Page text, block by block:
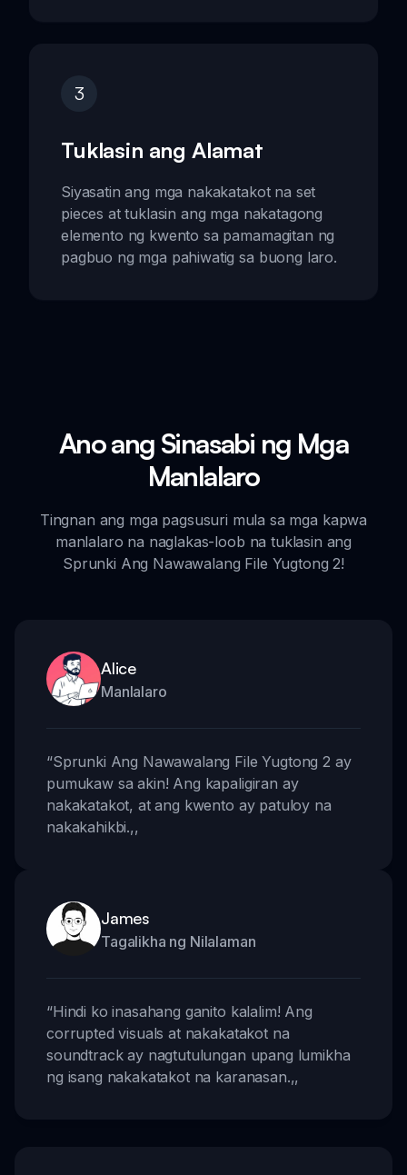
3
Tuklasin ang Alamat
Siyasatin ang mga nakakatakot na set
pieces at tuklasin ang mga nakatagong
elemento ng kwento sa pamamagitan ng
pagbuo ng mga pahiwatig sa buong laro.
Ano ang Sinasabi ng Mga
Manlalaro
Tingnan ang mga pagsusuri mula sa mga kapwa
manlalaro na naglakas-loob na tuklasin ang
Sprunki Ang Nawawalang File Yugtong 2!
Alice
Manlalaro
“Sprunki Ang Nawawalang File Yugtong 2 ay
pumukaw sa akin! Ang kapaligiran ay
nakakatakot, at ang kwento ay patuloy na
nakakahikbi.,,
James
Tagalikha ng Nilalaman
“Hindi ko inasahang ganito kalalim! Ang
corrupted visuals at nakakatakot na
soundtrack ay nagtutulungan upang lumikha
ng isang nakakatakot na karanasan.,,